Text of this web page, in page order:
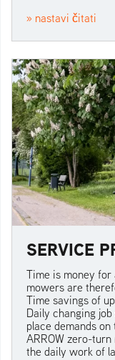
» nastavi čitati
SERVICE
Time is money
mowers are
Time savings of
Daily changing
place demands
ARROW zero-
the daily work of